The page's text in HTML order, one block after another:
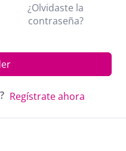
¿Olvidaste la
contraseña?
Regístrate ahora